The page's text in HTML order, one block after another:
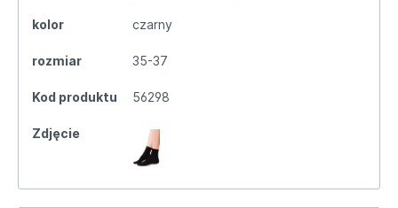
kolor czarny
rozmiar 35-37
Kod produktu 56298
Zdjęcie